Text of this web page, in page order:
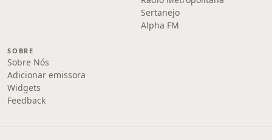
Sertanejo
Alpha FM
SOBRE
Sobre Nós
Adicionar emissora
Widgets
Feedback